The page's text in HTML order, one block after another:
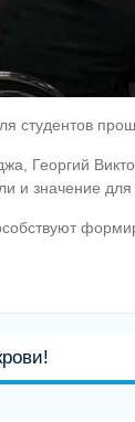
студентов
Георгий
и значение